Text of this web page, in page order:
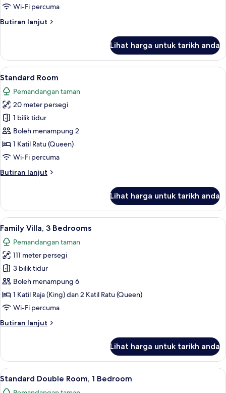
Private
Garden
Wi-Fi percuma
Butiran lanjut
Butiran
Suite,
Berbilang
Katil,
Bathroom,
Garden
Area
Lihat harga untuk tarikh anda
Lihat
semua
foto
untuk
Standard
Room
1
Standard Room
Pemandangan taman
20 meter persegi
1 bilik tidur
Boleh menampung 2
1 Katil Ratu (Queen)
Wi-Fi percuma
Butiran lanjut
Butiran
Room
Lihat harga untuk tarikh anda
Lihat
semua
foto
untuk
Family
Villa,
3
Bedrooms
Family Villa, 3 Bedrooms | 1 bilik
3
Family Villa, 3 Bedrooms
Pemandangan taman
111 meter persegi
3 bilik tidur
Boleh menampung 6
1 Katil Raja (King) dan 2 Katil Ratu (Queen)
Wi-Fi percuma
Butiran lanjut
Butiran
Villa,
Bedrooms
Lihat harga untuk tarikh anda
Lihat
semua
Standard Double Room, 1 Bedroom
4
Standard Double Room, 1 Bedroom